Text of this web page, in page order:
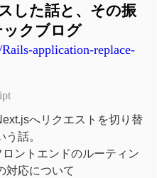
した話と、その振
クブログ
application-replace-
へリクエストを切り替
話。
ロントエンドのルーティン
対応について